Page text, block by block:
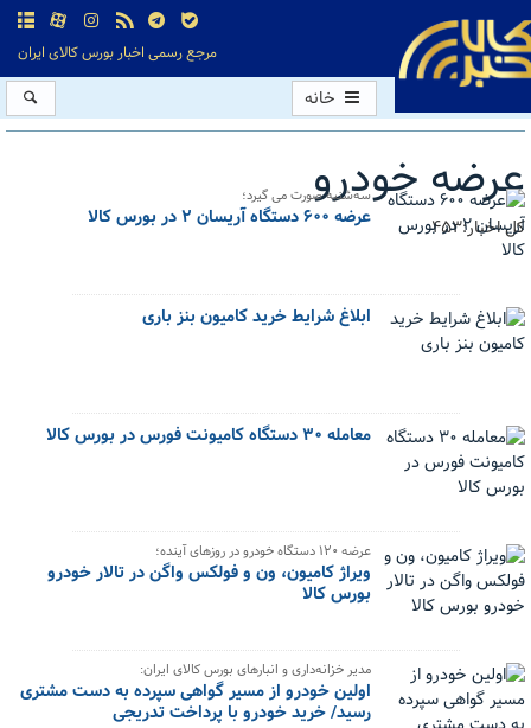
مرجع رسمی اخبار بورس کالای ایران
خانه
عرضه خودرو
کل اخبار:453
سه‌شنبه صورت می گیرد؛
عرضه ۶۰۰ دستگاه آریسان ۲ در بورس کالا
ابلاغ شرایط خرید کامیون بنز باری
معامله ۳۰ دستگاه کامیونت فورس در بورس کالا
عرضه ۱۲۰ دستگاه خودرو در روزهای آینده؛
ویراژ کامیون، ون و فولکس واگن در تالار خودرو
بورس کالا
مدیر خزانه‌داری و انبارهای بورس کالای ایران:
اولین خودرو از مسیر گواهی سپرده به دست مشتری
رسید/ خرید خودرو با پرداخت تدریجی